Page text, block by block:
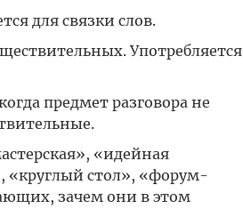
для связки слов.
Употребляется
предмет разговора не
«идейная
«круглый стол», «форум-
зачем они в этом